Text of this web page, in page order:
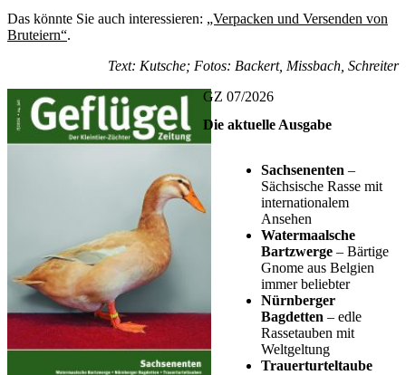
Das könnte Sie auch interessieren: „Verpacken und Versenden von
Bruteiern“.
Text: Kutsche; Fotos: Backert, Missbach, Schreiter
GZ 07/2026
Die aktuelle Ausgabe
Sachsenenten –
Sächsische Rasse mit
internationalem
Ansehen
Watermaalsche
Bartzwerge – Bärtige
Gnome aus Belgien
immer beliebter
Nürnberger
Bagdetten – edle
Rassetauben mit
Weltgeltung
Trauerturteltaube